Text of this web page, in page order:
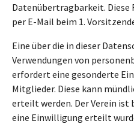
Datenübertragbarkeit. Diese
per E-Mail beim 1.
Eine über die in dieser
Verwendungen von
erfordert eine gesonderte
Mitglieder. Diese kann
erteilt werden. Der Verein ist
eine Einwilligung erteilt